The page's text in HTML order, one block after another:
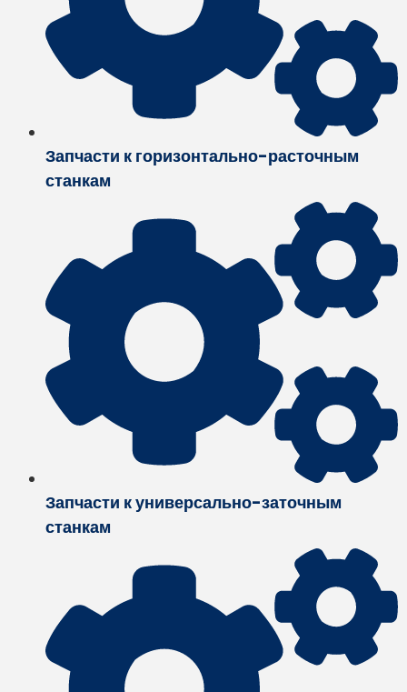
Запчасти к горизонтально-расточным
станкам
Запчасти к универсально-заточным
станкам